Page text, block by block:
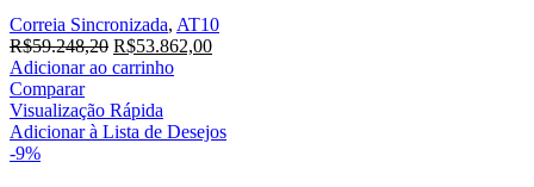
Correia Sincronizada, AT10
R$59.248,20 O
preço
era:
R$59.248,20.
R$53.862,00O
R$53.862,00.
Adicionar ao carrinho
Comparar
Visualização Rápida
Adicionar à Lista de Desejos
-9%